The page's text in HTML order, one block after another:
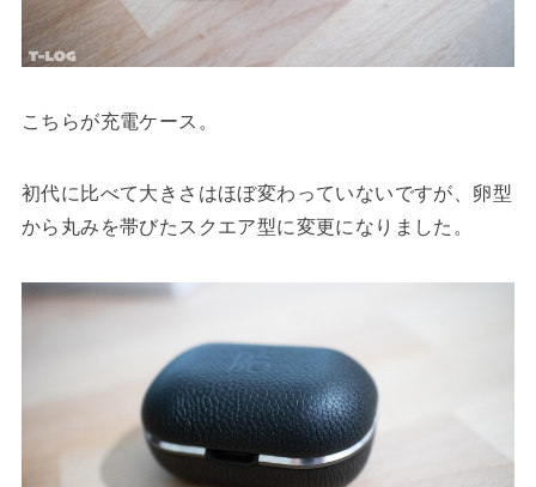
こちらが充電ケース。
初代に比べて大きさはほぼ変わっていないですが、卵型
から丸みを帯びたスクエア型に変更になりました。